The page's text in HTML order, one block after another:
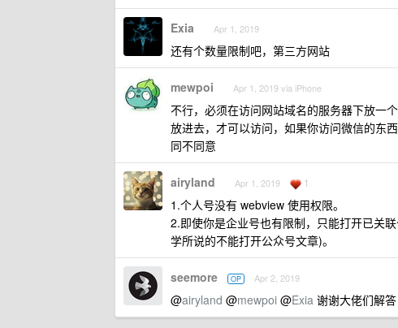
Exia Apr 1, 2019
还有个数量限制吧，第三方网站
mewpoi Apr 1, 2019 via iPhone
不行，必须在访问网站域名的服务器下放一
放进去，才可以访问，如果你访问微信的东
同不同意
airyland Apr 1, 2019 1
1.个人号没有 webview 使用权限。
2.即使你是企业号也有限制，只能打开已关
学所说的不能打开公众号文章)。
seemore OP Apr 2, 2019
@airyland @mewpoi @Exia 谢谢大佬们解